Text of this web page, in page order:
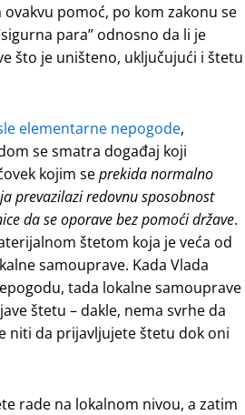
pomoć, po kom zakonu se
para” odnosno da li je
što je uništeno, uključujući i štetu
elementarne nepogode,
se smatra događaj koji
kojim seprekidanormalno
prevazilazi redovnu sposobnost
da se oporave bez pomoći države.
štetom koja je veća od
samouprave. Kada Vlada
tada lokalne samouprave
štetu – dakle, nema svrhe da
niti da prijavljujete štetu dok oni
rade na lokalnom nivou, a zatim